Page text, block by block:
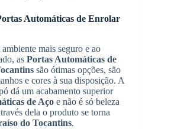
Automáticas de Enrolar
mais seguro e ao
as Portas Automáticas de
são ótimas opções, são
e cores à sua disposição. A
dá um acabamento superior
de Aço e não é só beleza
dela o produto se torna
do Tocantins.